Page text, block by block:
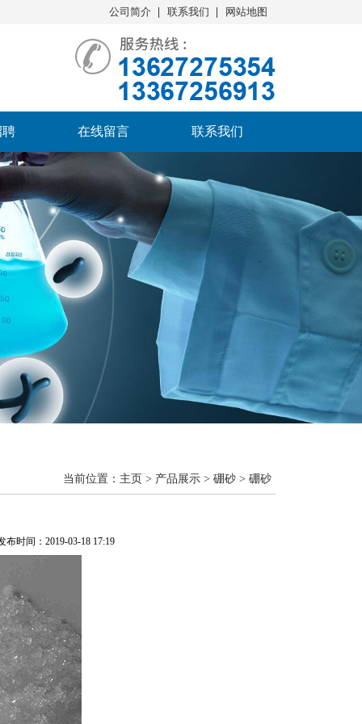
公司简介 联系我们 网站地图
在线留言 联系我们
当前位置： 主页 > 产品展示 > 硼砂 > 硼砂
布时间：2019-03-18 17:19